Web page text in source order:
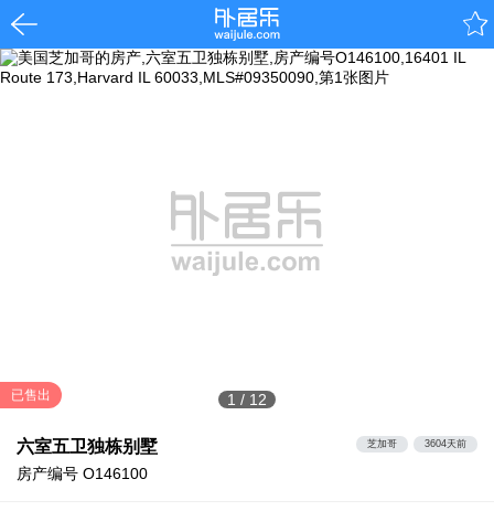
1 / 12
已售出
六室五卫独栋别墅
房产编号 O146100
芝加哥 3604天前